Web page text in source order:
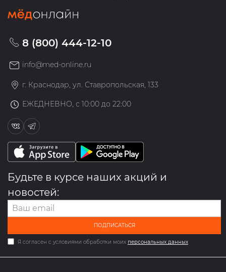
8 (800) 444-12-10
info@med-online.ru
г. Краснодар, ул. Ставропольская, 133
ЕЖЕДНЕВНО, с 10:00 до 22:00
Будьте в курсе наших акций и
новостей:
ПОДПИСАТЬСЯ
Я согласен с условиями обработки моих персональных данных